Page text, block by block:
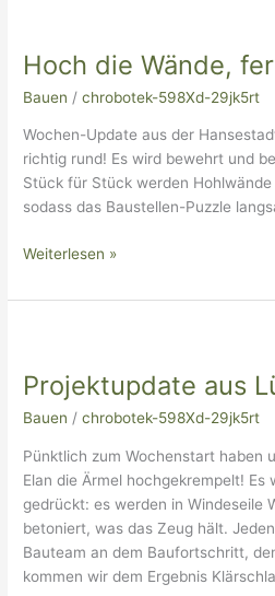
Hoch die Wände,
Bauen /chrobotek-598Xd-29jk5rt
Wochen-Update aus der
richtig rund! Es wird bewehrt und
Stück für Stück werden
sodass das Baustellen-Puzzle
Wände,
Weiterlesen »
Projektupdate aus
Bauen /chrobotek-598Xd-29jk5rt
Pünktlich zum Wochenstart haben
Elan die Ärmel hochgekrempelt! Es
gedrückt: es werden in Windeseile
betoniert, was das Zeug hält.
Bauteam an dem Baufortschritt,
kommen wir dem Ergebnis
Lüneburg